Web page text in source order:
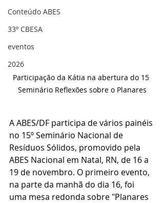
Conteúdo ABES
33º CBESA
eventos
2026
Participação da Kátia na abertura do 15
Seminário Reflexões sobre o Planares
A ABES/DF participa de vários painéis
no 15º Seminário Nacional de
Resíduos Sólidos, promovido pela
ABES Nacional em Natal, RN, de 16 a
19 de novembro. O primeiro evento,
na parte da manhã do dia 16, foi
uma mesa redonda sobre "Planares